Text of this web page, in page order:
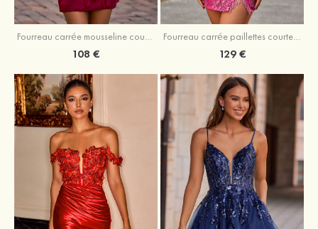
Fourreau carrée mousseline courte/mini robe de fête de la rentré avec volants
108 €
Fourreau carrée paillettes courte/mini robe de fête de la rentrée
129 €